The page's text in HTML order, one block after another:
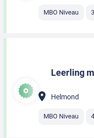
MBO Niveau
Leerling
Helmond
MBO Niveau